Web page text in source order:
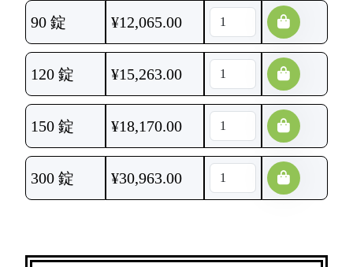
90 錠 ¥12,065.00
120 錠 ¥15,263.00
150 錠 ¥18,170.00
300 錠 ¥30,963.00